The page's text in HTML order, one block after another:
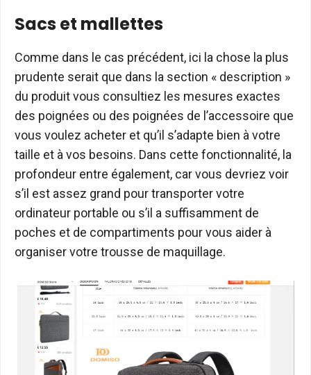
Sacs et mallettes
Comme dans le cas précédent, ici la chose la plus
prudente serait que dans la section « description »
du produit vous consultiez les mesures exactes
des poignées ou des poignées de l’accessoire que
vous voulez acheter et qu’il s’adapte bien à votre
taille et à vos besoins. Dans cette fonctionnalité, la
profondeur entre également, car vous devriez voir
s’il est assez grand pour transporter votre
ordinateur portable ou s’il a suffisamment de
poches et de compartiments pour vous aider à
organiser votre trousse de maquillage.